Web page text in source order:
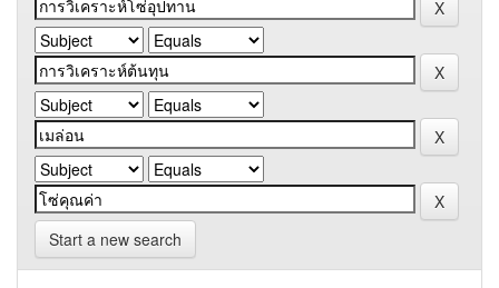
Start a new search